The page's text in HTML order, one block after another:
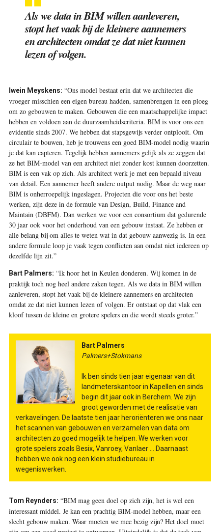
Als we data in BIM willen aanleveren,
stopt het vaak bij de kleinere aannemers
en architecten omdat ze dat niet kunnen
lezen of volgen.
Iwein Meyskens: “Ons model bestaat erin dat we architecten die
vroeger misschien een eigen bureau hadden, samenbrengen in een ploeg
om zo gebouwen te maken. Gebouwen die een maatschappelijke impact
hebben en voldoen aan de duurzaamheidscriteria. BIM is voor ons een
evidentie sinds 2007. We hebben dat stapsgewijs verder ontplooit. Om
circulair te bouwen, heb je trouwens een goed BIM-model nodig waarin
je dat kan capteren. Tegelijk hebben aannemers gelijk als ze zeggen dat
ze het BIM-model van een architect niet zonder kost kunnen doorzetten.
BIM is een vak op zich. Als architect werk je met een bepaald niveau
van detail. Een aannemer heeft andere output nodig. Maar de weg naar
BIM is onherroepelijk ingeslagen. Projecten die voor ons het beste
werken, zijn deze in de formule van Design, Build, Finance and
Maintain (DBFM). Dan werken we voor een consortium dat gedurende
30 jaar ook voor het onderhoud van een gebouw instaat. Ze hebben er
alle belang bij om alles te weten wat in dat gebouw aanwezig is. In een
andere formule loop je vaak tegen conflicten aan omdat niet iedereen op
dezelfde lijn zit.”
Bart Palmers: “Ik hoor het in Keulen donderen. Wij komen in de
praktijk toch nog heel andere zaken tegen. Als we data in BIM willen
aanleveren, stopt het vaak bij de kleinere aannemers en architecten
omdat ze dat niet kunnen lezen of volgen. Er ontstaat op dat vlak een
kloof tussen de kleine en grotere spelers en die wordt steeds groter.”
Bart Palmers
Palmers+Stokmans
Ik ben sinds tien jaar eigenaar van dit
landmeterskantoor in Kapellen en sinds
begin dit jaar ook in Berchem. We zijn
groot geworden met de realisatie van
verkavelingen. De laatste tien jaar heroriënteren we ons naar
het scannen van gebouwen en verzamelen van data om
architecten zo goed mogelijk te helpen. We werken voor
grote spelers zoals Besix, Vanroey, Vanlaer … Daarnaast
hebben we ook nog een klein studiebureau in
wegeniswerken.
Tom Reynders: “BIM mag geen doel op zich zijn, het is wel een
interessant middel. Je kan een prachtig BIM-model hebben, maar een
slecht gebouw maken. Waar moeten we mee bezig zijn? Het doel moet